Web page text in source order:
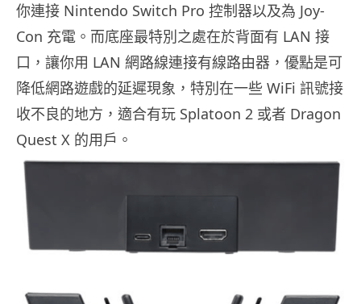
你連接 Nintendo Switch Pro 控制器以及為 Joy-
Con 充電。而底座最特別之處在於背面有 LAN 接
口，讓你用 LAN 網路線連接有線路由器，優點是可
降低網路遊戲的延遲現象，特別在一些 WiFi 訊號接
收不良的地方，適合有玩 Splatoon 2 或者 Dragon
Quest X 的用戶。